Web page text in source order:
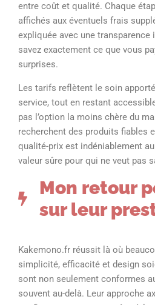
entre coût et qualité. Chaque
affichés aux éventuels frais
expliquée avec une transparence
savez exactement ce que vous
surprises.
Les tarifs reflètent le soin
service, tout en restant
pas l’option la moins chère du
recherchent des produits fiables
qualité-prix est indéniablement
valeur sûre pour qui ne veut pas
Mon retour
sur leur
Kakemono.fr réussit là où
simplicité, efficacité et design
sont non seulement conformes
souvent au-delà. Leur approche